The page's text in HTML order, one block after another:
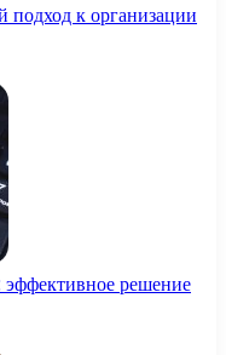
к организации
решение